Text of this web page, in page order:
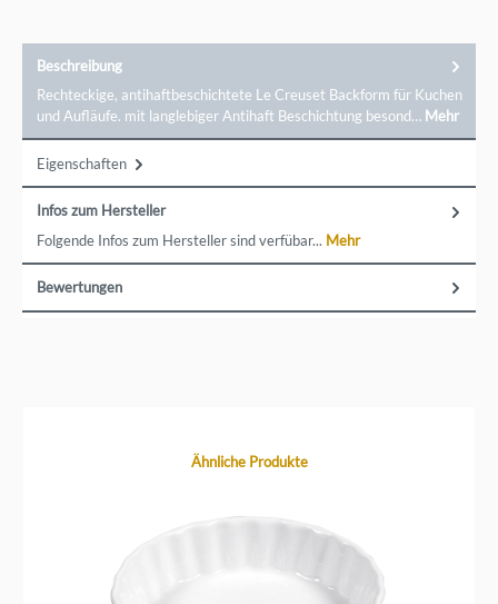
Beschreibung
Rechteckige, antihaftbeschichtete Le Creuset Backform für Kuchen
und Aufläufe. mit langlebiger Antihaft Beschichtung besond… Mehr
Eigenschaften
Infos zum Hersteller
Folgende Infos zum Hersteller sind verfübar... Mehr
Bewertungen
Produktgalerie überspringenÄhnliche Produkte